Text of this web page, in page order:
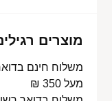
מוצרים
מעל 350 ₪